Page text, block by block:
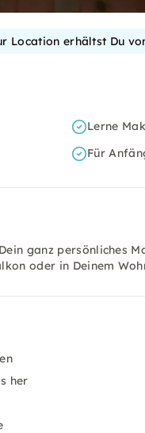
Location erhältst Du
Lerne
Für
ganz persönliches
oder in Deinem
her